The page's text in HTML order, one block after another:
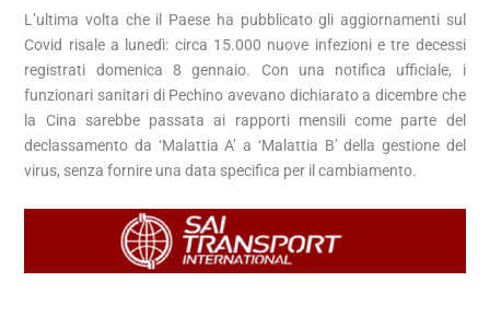
L’ultima volta che il Paese ha pubblicato gli aggiornamenti sul
Covid risale a lunedì: circa 15.000 nuove infezioni e tre decessi
registrati domenica 8 gennaio. Con una notifica ufficiale, i
funzionari sanitari di Pechino avevano dichiarato a dicembre che
la Cina sarebbe passata ai rapporti mensili come parte del
declassamento da ‘Malattia A’ a ‘Malattia B’ della gestione del
virus, senza fornire una data specifica per il cambiamento.